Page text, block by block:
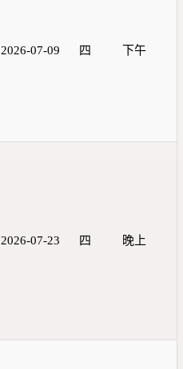
2026-07-09 四 下午
2026-07-23 四 晚上